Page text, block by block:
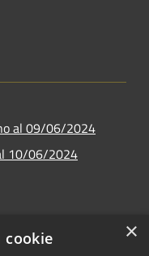
al 09/06/2024
10/06/2024
×
cookie